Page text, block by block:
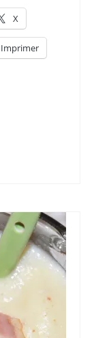
X
Imprimer